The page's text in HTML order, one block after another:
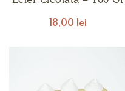
18,00 lei